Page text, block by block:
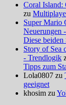
Coral Island:
zu
Super Mario
Neuerungen
Diese
Story of Sea
- Trendlogik
Tipps zum
Lola0807 zu
geeignet
khosim zu